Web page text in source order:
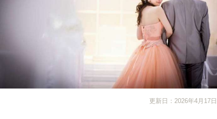
更新日：2026年4月17日